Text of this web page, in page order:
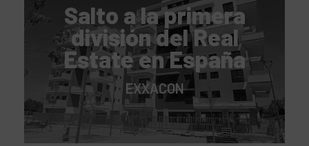
Salto a la primera
división del Real
Estate en España
EXXACON